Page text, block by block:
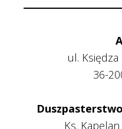
ul.
36-
Ks.